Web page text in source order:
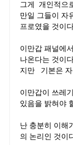
그게 개인적으
만일 그들이 자
프로였을 것이
이만갑 패널에
나온다는 것이
지만 기본은 자
이만갑이 쓰레
있음을 밝혀야
난 충분히 이해
의 논리인 것이